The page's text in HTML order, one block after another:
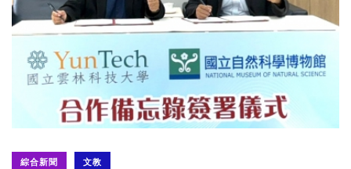
綜合新聞 文教